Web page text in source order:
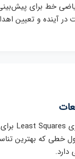
خط برای
آینده و تعیین
بهره‌گیری از متد آماری Least Squares برای
خطی که بهترین
دارد.